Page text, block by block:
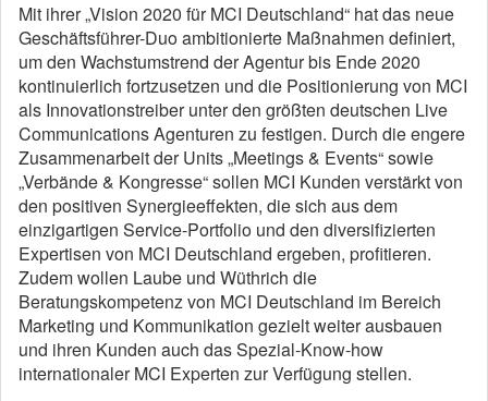
Mit ihrer „Vision 2020 für MCI Deutschland“ hat das neue
Geschäftsführer-Duo ambitionierte Maßnahmen definiert,
um den Wachstumstrend der Agentur bis Ende 2020
kontinuierlich fortzusetzen und die Positionierung von MCI
als Innovationstreiber unter den größten deutschen Live
Communications Agenturen zu festigen. Durch die engere
Zusammenarbeit der Units „Meetings & Events“ sowie
„Verbände & Kongresse“ sollen MCI Kunden verstärkt von
den positiven Synergieeffekten, die sich aus dem
einzigartigen Service-Portfolio und den diversifizierten
Expertisen von MCI Deutschland ergeben, profitieren.
Zudem wollen Laube und Wüthrich die
Beratungskompetenz von MCI Deutschland im Bereich
Marketing und Kommunikation gezielt weiter ausbauen
und ihren Kunden auch das Spezial-Know-how
internationaler MCI Experten zur Verfügung stellen.